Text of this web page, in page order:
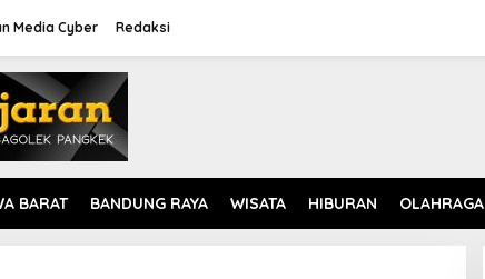
Media Cyber Redaksi
BARAT BANDUNG RAYA WISATA HIBURAN OLAHRAGA